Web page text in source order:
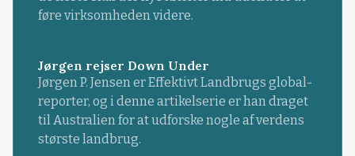
føre virksomheden videre.
Jørgen rejser Down Under
Jørgen P. Jensen er Effektivt Landbrugs global-
reporter, og i denne artikelserie er han draget
til Australien for at udforske nogle af verdens
største landbrug.